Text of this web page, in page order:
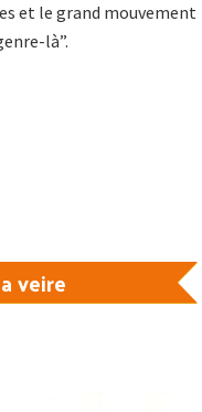
et le grand mouvement
là”.
veire